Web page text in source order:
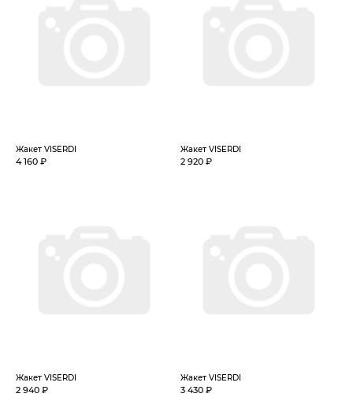
Жакет VISERDI
4 160 ₽
Жакет VISERDI
2 920 ₽
Жакет VISERDI
2 940 ₽
Жакет VISERDI
3 430 ₽